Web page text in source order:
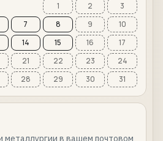
1 2
3
7 8 9
10
14 15 16
17
21 22 23
24
28 29 30 31
в вашем почтовом